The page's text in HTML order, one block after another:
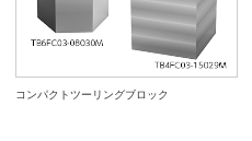
コンパクトツーリングブロック